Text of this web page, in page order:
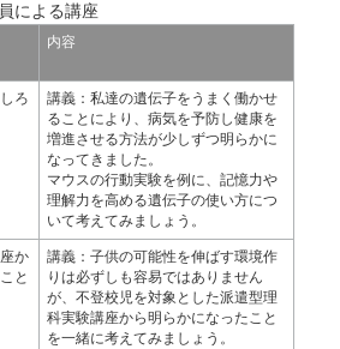
による講座
内容
ろ
講義：私達の遺伝子をうまく働かせ
ることにより、病気を予防し健康を
増進させる方法が少しずつ明らかに
なってきました。
マウスの行動実験を例に、記憶力や
理解力を高める遺伝子の使い方につ
いて考えてみましょう。
か
と
講義：子供の可能性を伸ばす環境作
りは必ずしも容易ではありません
が、不登校児を対象とした派遣型理
科実験講座から明らかになったこと
を一緒に考えてみましょう。